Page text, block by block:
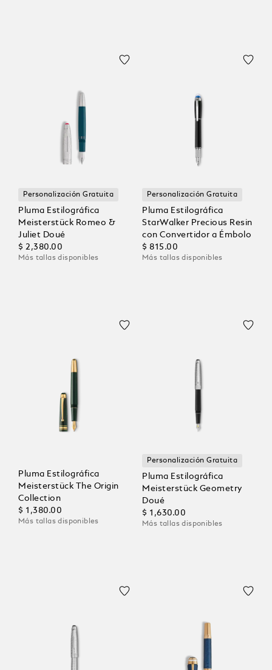
Personalización Gratuita
Pluma Estilográfica
Meisterstück Romeo &
Juliet Doué
$ 2,380.00
Más tallas disponibles
Personalización Gratuita
Pluma Estilográfica
StarWalker Precious Resin
con Convertidor a Émbolo
$ 815.00
Más tallas disponibles
Pluma Estilográfica
Meisterstück The Origin
Collection
$ 1,380.00
Más tallas disponibles
Personalización Gratuita
Pluma Estilográfica
Meisterstück Geometry
Doué
$ 1,630.00
Más tallas disponibles